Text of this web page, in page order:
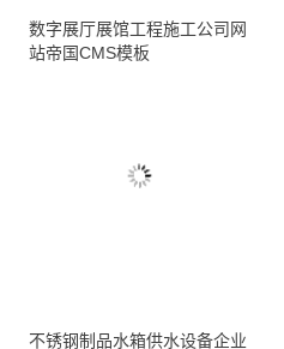
数字展厅展馆工程施工公司网
站帝国CMS模板
不锈钢制品水箱供水设备企业